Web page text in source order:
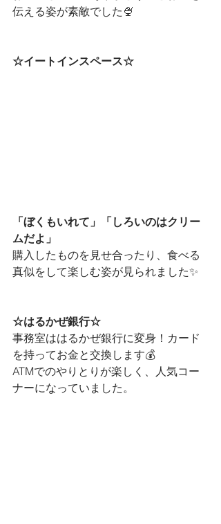
伝える姿が素敵でした🍨
☆イートインスペース☆
「ぼくもいれて」「しろいのはクリー
ムだよ」
購入したものを見せ合ったり、食べる
真似をして楽しむ姿が見られました✨
☆はるかぜ銀行☆
事務室ははるかぜ銀行に変身！カード
を持ってお金と交換します💰
ATMでのやりとりが楽しく、人気コー
ナーになっていました。